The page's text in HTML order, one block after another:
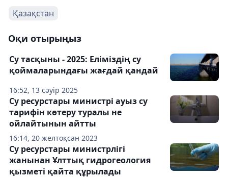
Қазақстан
Оқи отырыңыз
16:52, 13 сәуір 2025
Су тасқыны - 2025: Еліміздің су
қоймаларындағы жағдай қандай
16:14, 20 желтоқсан 2023
Су ресурстары министрі ауыз су
тарифін көтеру туралы не
ойлайтынын айтты
Су ресурстары министрлігі
жанынан Ұлттық гидрогеология
қызметі қайта құрылады